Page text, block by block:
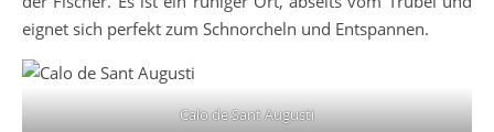
eignet sich perfekt zum Schnorcheln und Entspannen.
Calo de Sant Augusti